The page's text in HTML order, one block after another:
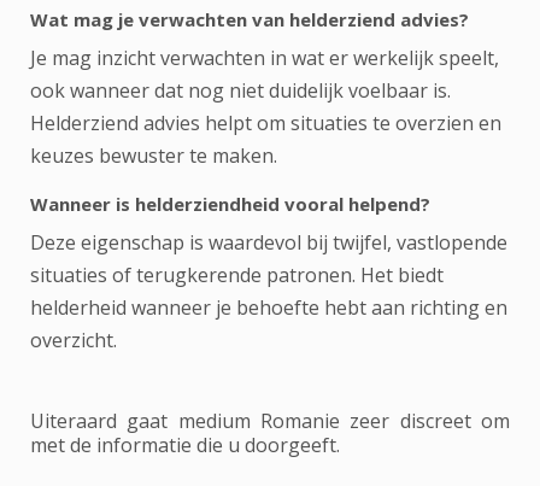
Wat mag je verwachten van helderziend advies?
Je mag inzicht verwachten in wat er werkelijk speelt,
ook wanneer dat nog niet duidelijk voelbaar is.
Helderziend advies helpt om situaties te overzien en
keuzes bewuster te maken.
Wanneer is helderziendheid vooral helpend?
Deze eigenschap is waardevol bij twijfel, vastlopende
situaties of terugkerende patronen. Het biedt
helderheid wanneer je behoefte hebt aan richting en
overzicht.
Uiteraard gaat medium Romanie zeer discreet om
met de informatie die u doorgeeft.